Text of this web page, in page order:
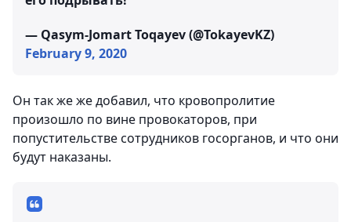
— Qasym-Jomart Toqayev (@TokayevKZ)
February 9, 2020
Он так же же добавил, что кровопролитие
произошло по вине провокаторов, при
попустительстве сотрудников госорганов, и что они
будут наказаны.